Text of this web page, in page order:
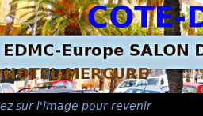
sur l'image pour revenir